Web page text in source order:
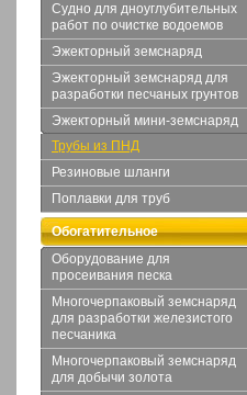
Судно для дноуглубительных
работ по очистке водоемов
Эжекторный земснаряд
Эжекторный земснаряд для
разработки песчаных грунтов
Эжекторный мини-земснаряд
Трубы из ПНД
Резиновые шланги
Поплавки для труб
Обогатительное
оборудование
Оборудование для
просеивания песка
Многочерпаковый земснаряд
для разработки железистого
песчаника
Многочерпаковый земснаряд
для добычи золота